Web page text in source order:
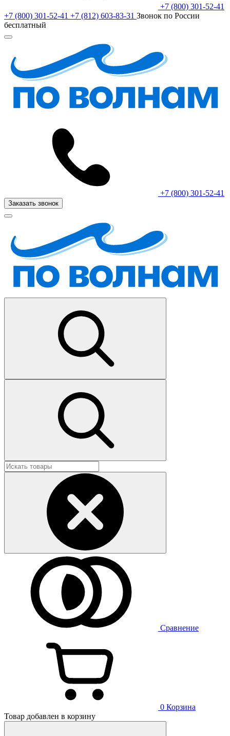
+7 (800) 301-52-41
+7 (800) 301-52-41 +7 (812) 603-83-31 Звонок по России
бесплатный
+7 (800) 301-52-41
Заказать звонок
Сравнение
0 Корзина
Товар добавлен в корзину